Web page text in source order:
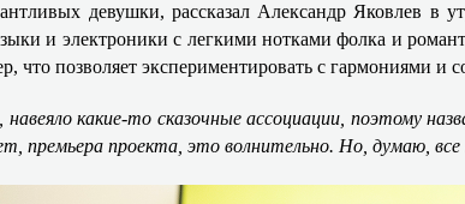
девушки, рассказал Александр
и электроники с легкими нотками фолка и
что позволяет экспериментировать с гармониями и
какие-то сказочные ассоциации, поэтому
премьера проекта, это волнительно. Но, думаю,